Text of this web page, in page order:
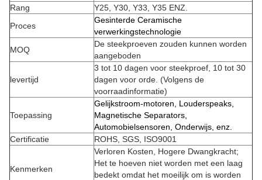
Rang
Y25, Y30, Y33, Y35 ENZ.
Proces
Gesinterde Ceramische
verwerkingstechnologie
MOQ
De steekproeven zouden kunnen worden
aangeboden
levertijd
3 tot 10 dagen voor steekproef, 10 tot 30
dagen voor orde. (Volgens de
voorraadinformatie)
Toepassing
Gelijkstroom-motoren, Louderspeaks,
Magnetische Separators,
Automobielsensoren, Onderwijs, enz.
Certificatie
ROHS, SGS, ISO9001
Kenmerken
Verloren Kosten, Hogere Dwangkracht;
Het te hoeven niet worden met een laag
bedekt omdat het moeilijk om is worden